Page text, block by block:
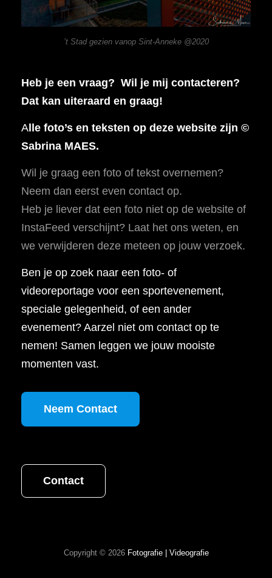
’t Stad gezien vanop Sint-Anneke @2020
Heb je een vraag? Wil je mij contacteren?
Dat kan uiteraard en graag!
Alle foto’s en teksten op deze website zijn ©
Sabrina MAES.
Wil je graag een foto of tekst overnemen?
Neem dan eerst even contact op.
Heb je liever dat een foto niet op de website of
InstaFeed verschijnt? Laat het ons weten, en
we verwijderen deze meteen op jouw verzoek.
Ben je op zoek naar een foto- of
videoreportage voor een sportevenement,
speciale gelegenheid, of een ander
evenement? Aarzel niet om contact op te
nemen! Samen leggen we jouw mooiste
momenten vast.
Neem Contact
Contact
Copyright © 2026 Fotografie | Videografie